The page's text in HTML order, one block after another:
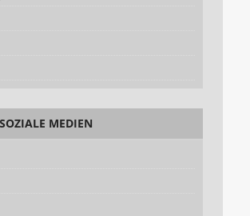
SOZIALE MEDIEN